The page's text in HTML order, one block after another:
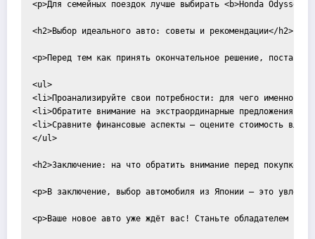
<p>Для семейных поездок лучше выбирать <b>Honda
<h2>Выбор идеального авто: советы и рекомендации</h2>
<p>Перед тем как принять окончательное решение,
<ul>
<li>Проанализируйте свои потребности: для чего именно
<li>Обратите внимание на экстраординарные предложения
<li>Сравните финансовые аспекты — оцените стоимость
</ul>
<h2>Заключение: на что обратить внимание перед покупкой</
<p>В заключение, выбор автомобиля из Японии — это
<p>Ваше новое авто уже ждёт вас! Станьте обладателем